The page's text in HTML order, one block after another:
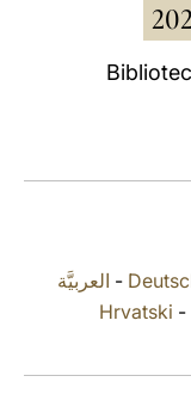
العربيَّة -
Hrvatski -